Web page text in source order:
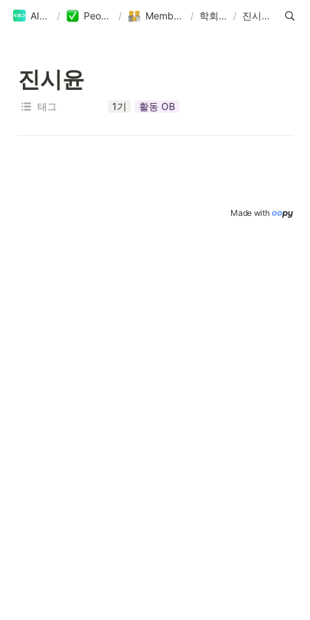
AIKU / People / Members / 학회원 / 진시윤
진시윤
태그 1기 활동 OB
Made with